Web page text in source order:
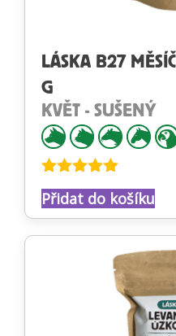
LÁSKA B27
G
KVĚT - SUŠENÝ
Hodnocení
5.00z 5
Přidat do košíku